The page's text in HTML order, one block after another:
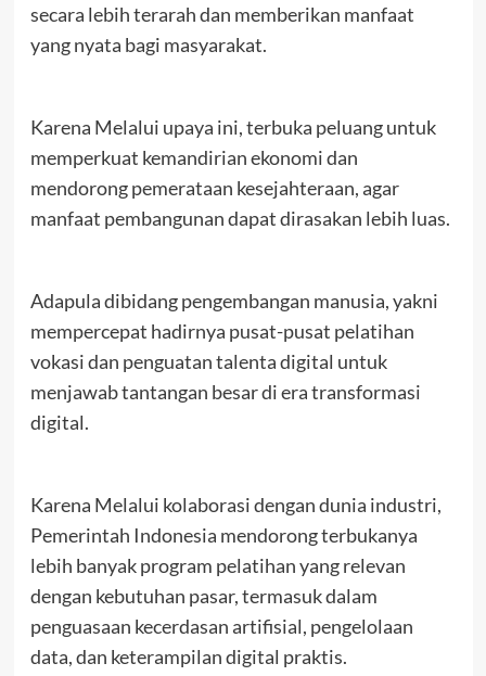
secara lebih terarah dan memberikan manfaat
yang nyata bagi masyarakat.
Karena Melalui upaya ini, terbuka peluang untuk
memperkuat kemandirian ekonomi dan
mendorong pemerataan kesejahteraan, agar
manfaat pembangunan dapat dirasakan lebih luas.
Adapula dibidang pengembangan manusia, yakni
mempercepat hadirnya pusat-pusat pelatihan
vokasi dan penguatan talenta digital untuk
menjawab tantangan besar di era transformasi
digital.
Karena Melalui kolaborasi dengan dunia industri,
Pemerintah Indonesia mendorong terbukanya
lebih banyak program pelatihan yang relevan
dengan kebutuhan pasar, termasuk dalam
penguasaan kecerdasan artifisial, pengelolaan
data, dan keterampilan digital praktis.